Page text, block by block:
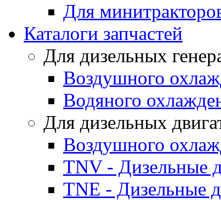
Для
Каталоги запчастей
Для дизельных
Воздушного
Водяного
Для дизельных
Воздушного
TNV - Дизельные
TNE - Дизельные